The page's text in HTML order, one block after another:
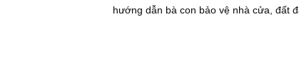
hướng dẫn bà con bảo vệ nhà cửa, đất